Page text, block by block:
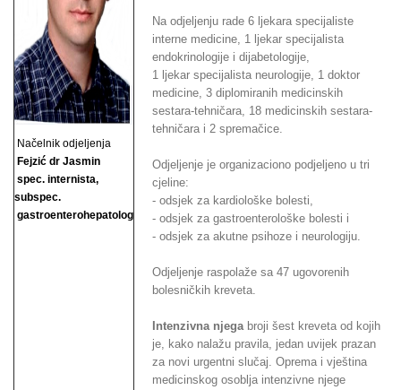
Načelnik odjeljenja
Fejzić dr Jasmin
spec. internista,
subspec.
gastroenterohepatolog
Na odjeljenju rade 6 ljekara specijaliste
interne medicine, 1 ljekar specijalista
endokrinologije i dijabetologije,
1 ljekar specijalista neurologije, 1 doktor
medicine, 3 diplomiranih medicinskih
sestara-tehničara, 18 medicinskih sestara-
tehničara i 2 spremačice.
Odjeljenje je organizaciono podjeljeno u tri
cjeline:
- odsjek za kardiološke bolesti,
- odsjek za gastroenterološke bolesti i
- odsjek za akutne psihoze i neurologiju.
Odjeljenje raspolaže sa 47 ugovorenih
bolesničkih kreveta.
Intenzivna njegabroji šest kreveta od kojih
je, kako nalažu pravila, jedan uvijek prazan
za novi urgentni slučaj. Oprema i vještina
medicinskog osoblja intenzivne njege